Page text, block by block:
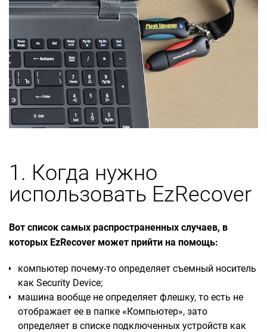
1. Когда нужно
использовать EzRecover
Вот список самых распространенных случаев, в
которых EzRecover может прийти на помощь:
компьютер почему-то определяет съемный носитель
как Security Deviсe;
машина вообще не определяет флешку, то есть не
отображает ее в папке «Компьютер», зато
определяет в списке подключенных устройств как